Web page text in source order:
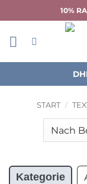
Inhalt
springen
10%
START /
Kategorie